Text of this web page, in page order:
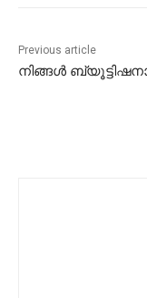
Previous article
നിങ്ങൾ